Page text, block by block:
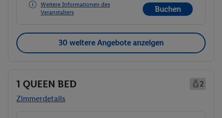
Weitere Informationen des
Veranstalters
Buchen
30 weitere Angebote anzeigen
1 QUEEN BED
2
Zimmerdetails